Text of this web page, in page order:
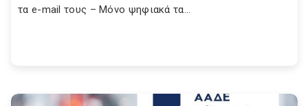
τα e-mail τους – Μόνο ψηφιακά τα...